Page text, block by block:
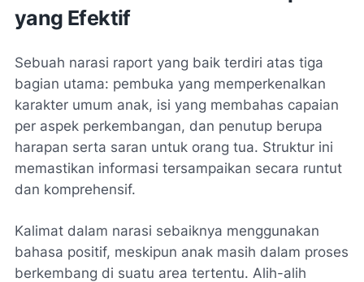
yang Efektif
Sebuah narasi raport yang baik terdiri atas tiga
bagian utama: pembuka yang memperkenalkan
karakter umum anak, isi yang membahas capaian
per aspek perkembangan, dan penutup berupa
harapan serta saran untuk orang tua. Struktur ini
memastikan informasi tersampaikan secara runtut
dan komprehensif.
Kalimat dalam narasi sebaiknya menggunakan
bahasa positif, meskipun anak masih dalam proses
berkembang di suatu area tertentu. Alih-alih